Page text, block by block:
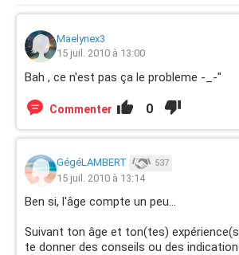
Maelynex3
15 juil. 2010 à 13:00
Bah , ce n'est pas ça le probleme -_-"
Commenter 0
GégéLAMBERT 537
15 juil. 2010 à 13:14
Ben si, l'âge compte un peu...
Suivant ton âge et ton(tes)
te donner des conseils ou des